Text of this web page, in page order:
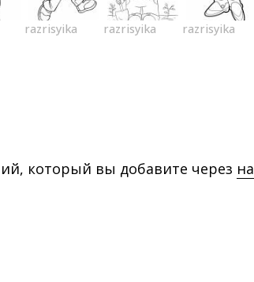
razrisyika razrisyika razrisyika
который вы добавите через